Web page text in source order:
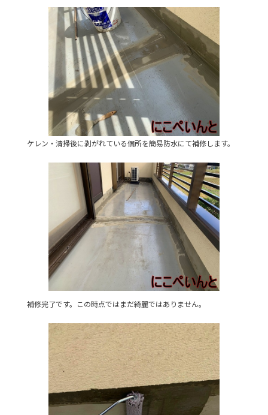
ケレン・清掃後に剥がれている個所を簡易防水にて補修します。
補修完了です。この時点ではまだ綺麗ではありません。